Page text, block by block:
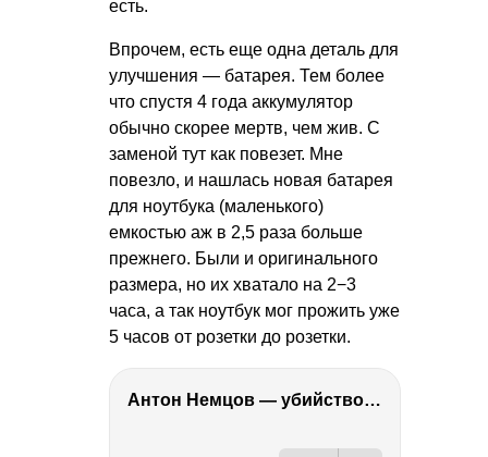
есть.
Впрочем, есть еще одна деталь для
улучшения — батарея. Тем более
что спустя 4 года аккумулятор
обычно скорее мертв, чем жив. С
заменой тут как повезет. Мне
повезло, и нашлась новая батарея
для ноутбука (маленького)
емкостью аж в 2,5 раза больше
прежнего. Были и оригинального
размера, но их хватало на 2−3
часа, а так ноутбук мог прожить уже
5 часов от розетки до розетки.
Антон Немцов — убийство Бориса Немцова, переезд в Дубай, семья и политика